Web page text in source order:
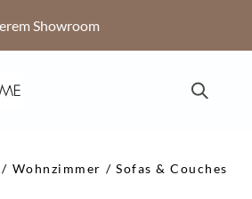
Showroom
Wohnzimmer
Sofas & Couches